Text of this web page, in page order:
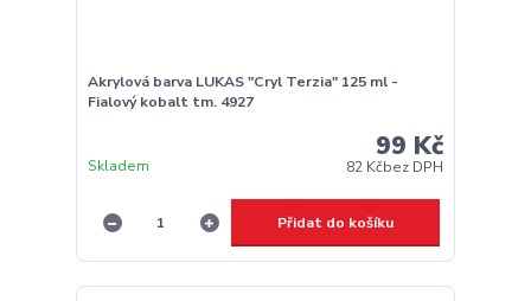
Akrylová barva LUKAS "Cryl Terzia" 125 ml -
Fialový kobalt tm. 4927
99 Kč
82 Kčbez DPH
Skladem
Přidat do košíku